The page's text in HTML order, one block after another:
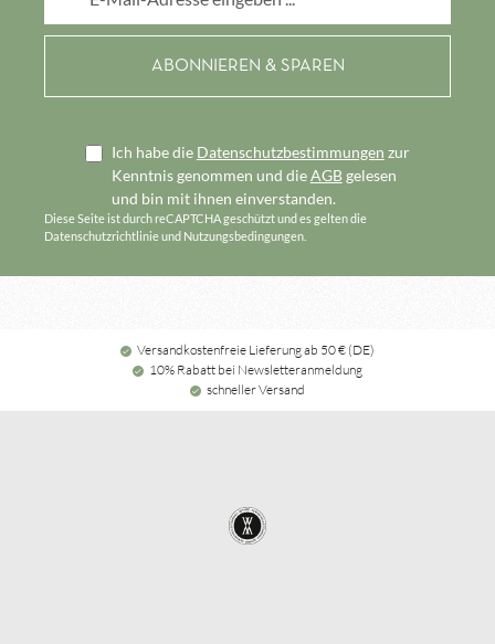
Ich habe die Datenschutzbestimmungen zur
Kenntnis genommen und dieAGBgelesen
und bin mit ihnen einverstanden.
Diese Seite ist durch reCAPTCHA geschützt und es gelten die
Datenschutzrichtlinieund Nutzungsbedingungen
Versandkostenfreie Lieferung ab 50 € (DE)
10% Rabatt bei Newsletteranmeldung
schneller Versand